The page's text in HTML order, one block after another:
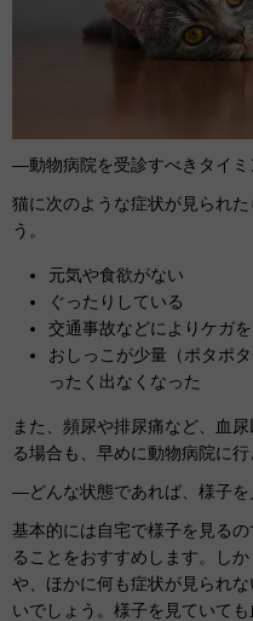
―動物病院を受診すべきタイミ
猫に次のような症状が見られ
う。
元気や食欲がない
ぐったりしている
交通事故などによりケガ
おしっこが少量（ポタポ
ったく出なくなった
また、頻尿や排尿痛など、血
る場合も、早めに動物病院に行
―どんな状態であれば、様子を
基本的には自宅で様子を見る
ることをおすすめします。し
や、ほかに何も症状が見られ
いでしょう。様子を見ていて